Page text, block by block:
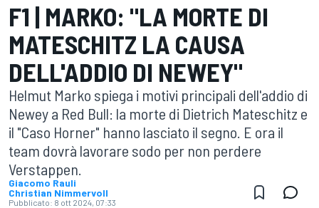
F1 | MARKO: "LA MORTE DI
MATESCHITZ LA CAUSA
DELL'ADDIO DI NEWEY"
Helmut Marko spiega i motivi principali dell'addio di
Newey a Red Bull: la morte di Dietrich Mateschitz e
il "Caso Horner" hanno lasciato il segno. E ora il
team dovrà lavorare sodo per non perdere
Verstappen.
Giacomo Rauli
Christian Nimmervoll
Pubblicato: 8 ott 2024, 07:33